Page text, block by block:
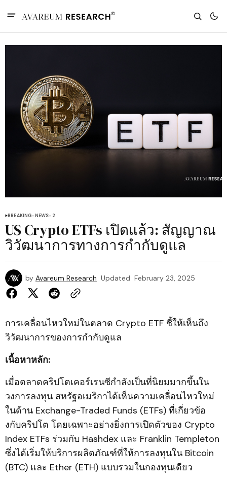
BREAKING-NEWS-2
US Crypto ETFs เปิดแล้ว: สัญญาณ
วิวัฒนาการทางการกำกับดูแล
by Avareum Research Updated February 23, 2025
การเคลื่อนไหวใหม่ในตลาด Crypto ETF ชี้ให้เห็นถึง
วิวัฒนาการของการกำกับดูแล
เนื้อหาหลัก:
เมื่อตลาดคริปโตเคอร์เรนซีกำลังเป็นที่นิยมมากขึ้นใน
วงการลงทุน สหรัฐอเมริกาได้เห็นความเคลื่อนไหวใหม่
ในด้าน Exchange-Traded Funds (ETFs) ที่เกี่ยวข้อ
งกับคริปโต โดยเฉพาะอย่างยิ่งการเปิดตัวของ Crypto
Index ETFs ร่วมกับ Hashdex และ Franklin Templeton
ซึ่งได้เริ่มให้บริการผลิตภัณฑ์ที่ให้การลงทุนใน Bitcoin
(BTC) และ Ether (ETH) แบบรวมในกองทุนเดียว